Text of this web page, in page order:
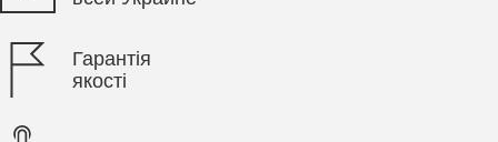
Гарантія
якості